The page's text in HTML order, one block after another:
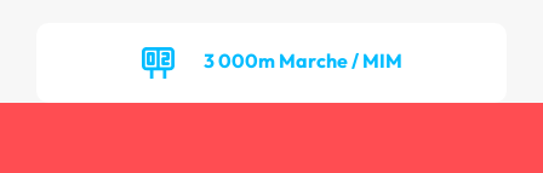
3 000m Marche / MIM